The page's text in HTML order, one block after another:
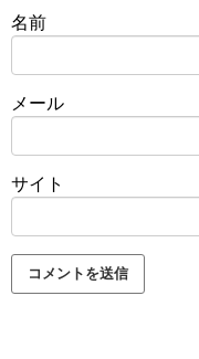
名前
メール
サイト